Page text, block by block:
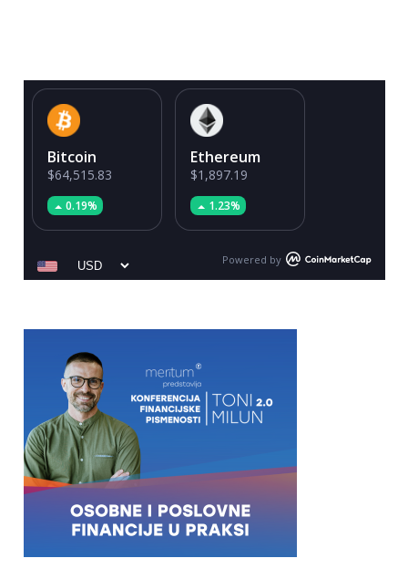
Bitcoin
$64,515.83
0.19%
Ethereum
$1,897.19
1.23%
Powered by